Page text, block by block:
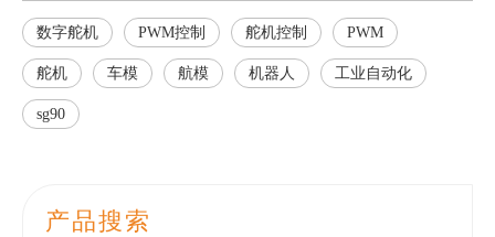
数字舵机 PWM控制 舵机控制 PWM
舵机 车模 航模 机器人 工业自动化
sg90
产品搜索